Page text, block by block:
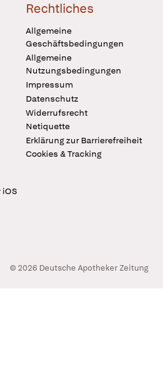
Rechtliches
Allgemeine
Geschäftsbedingungen
Allgemeine
Nutzungsbedingungen
Impressum
Datenschutz
Widerrufsrecht
Netiquette
Erklärung zur Barrierefreiheit
Cookies & Tracking
© 2026 Deutsche Apotheker Zeitung